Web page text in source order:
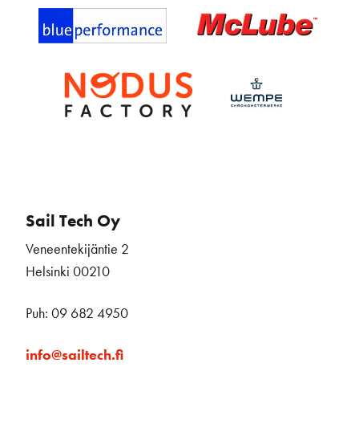
Sail Tech Oy
Veneentekijäntie 2
Helsinki 00210
Puh: 09 682 4950
info@sailtech.fi